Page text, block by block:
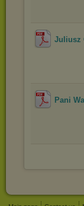
Juliusz
Pani